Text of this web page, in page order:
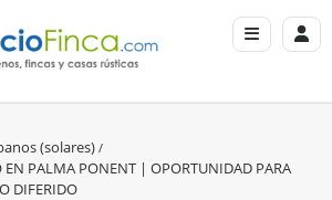
(solares)
EN PALMA PONENT | OPORTUNIDAD PARA
DIFERIDO